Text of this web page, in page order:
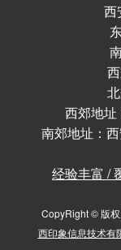
西
西郊地
南郊地址：
经验丰富 /
CopyRight © 版
西印象信息技术有